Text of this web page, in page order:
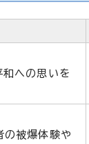
和への思いを
被爆体験や